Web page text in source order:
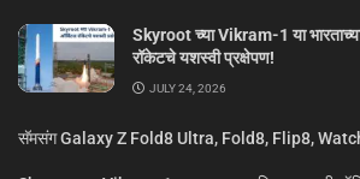
Skyroot च्या Vikram-1 या
रॉकेटचे यशस्वी प्रक्षेपण!
JULY 24, 2026
सॅमसंग Galaxy Z Fold8 Ultra, Fold8, Flip8,